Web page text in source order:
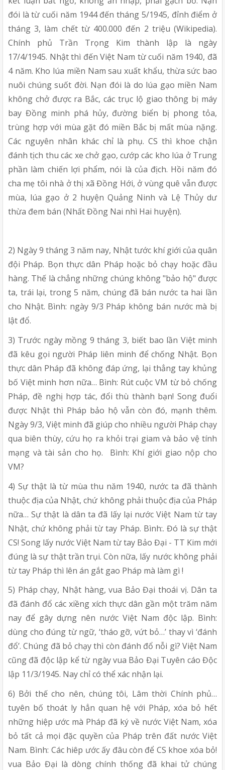
đói là từ cuối năm 1944 đến tháng 5/1945, đỉnh điểm ở
tháng 3, làm chết từ 400.000 đến 2 triệu (Wikipedia).
Chính phủ Trần Trọng Kim thành lập là ngày
17/4/1945. Nhật thì đến Việt Nam từ cuối năm 1940, đã
4 năm. Kho lúa miền Nam sau xuất khẩu, thừa sức bao
nuôi chúng suốt đời. Nạn đói là do lúa gạo miền Nam
không chở được ra Bắc, các trục lộ giao thông bị máy
bay Đồng minh phá hủy, đường biển bị phong tỏa,
trùng hợp với mùa gặt đó miền Bắc bị mất mùa nặng.
Các nguyên nhân khác chỉ là phụ. CS thì khoe chận
đánh tịch thu các xe chở gạo, cướp các kho lúa ở Trung
phần làm chiến lợi phẩm, nói là của địch. Hồi năm đó
cha mẹ tôi nhà ở thị xã Đồng Hới, ở vùng quê vẫn được
mùa, lúa gạo ở 2 huyện Quảng Ninh và Lệ Thủy dư
thừa đem bán (Nhất Đồng Nai nhì Hai huyện).
2) Ngày 9 tháng 3 năm nay, Nhật tước khí giới của quân
đội Pháp. Bọn thực dân Pháp hoặc bỏ chạy hoặc đầu
hàng. Thế là chẳng những chúng không "bảo hộ" được
ta, trái lại, trong 5 năm, chúng đã bán nước ta hai lần
cho Nhật. Bình: ngày 9/3 Pháp không bán nước mà bị
lật đổ.
3) Trước ngày mồng 9 tháng 3, biết bao lần Việt minh
đã kêu gọi người Pháp liên minh để chống Nhật. Bọn
thực dân Pháp đã không đáp ứng, lại thẳng tay khủng
bố Việt minh hơn nữa… Bình: Rút cuộc VM từ bỏ chống
Pháp, đề nghị hợp tác, đổi thù thành bạn! Song đuổi
được Nhật thì Pháp bảo hộ vẫn còn đó, mạnh thêm.
Ngày 9/3, Việt minh đã giúp cho nhiều người Pháp chạy
qua biên thùy, cứu họ ra khỏi trại giam và bảo vệ tính
mạng và tài sản cho họ. Bình: Khí giới giao nộp cho
VM?
4) Sự thật là từ mùa thu năm 1940, nước ta đã thành
thuộc địa của Nhật, chứ không phải thuộc địa của Pháp
nữa… Sự thật là dân ta đã lấy lại nước Việt Nam từ tay
Nhật, chứ không phải từ tay Pháp. Bình:. Đó là sự thật
CS! Song lấy nước Việt Nam từ tay Bảo Đại - TT Kim mới
đúng là sự thật trần trụi. Còn nữa, lấy nước không phải
từ tay Pháp thì lên án gắt gao Pháp mà làm gì !
5) Pháp chạy, Nhật hàng, vua Bảo Đại thoái vị. Dân ta
đã đánh đổ các xiềng xích thực dân gần một trăm năm
nay để gây dựng nên nước Việt Nam độc lập. Bình:
dùng cho đúng từ ngữ, ‘tháo gỡ, vứt bỏ…’ thay vì ‘đánh
đổ’. Chúng đã bỏ chạy thì còn đánh đổ nỗi gì? Việt Nam
cũng đã độc lập kể từ ngày vua Bảo Đại Tuyên cáo Độc
lập 11/3/1945. Nay chỉ có thể xác nhận lại.
6) Bởi thế cho nên, chúng tôi, Lâm thời Chính phủ…
tuyên bố thoát ly hẳn quan hệ với Pháp, xóa bỏ hết
những hiệp ước mà Pháp đã ký về nước Việt Nam, xóa
bỏ tất cả mọi đặc quyền của Pháp trên đất nước Việt
Nam. Bình: Các hiêp ước ấy đâu còn để CS khoe xóa bỏ!
vua Bảo Đại là dòng chính thống đã khai tử chúng